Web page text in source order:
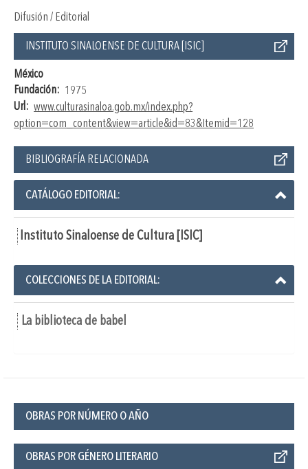
Difusión / Editorial
INSTITUTO SINALOENSE DE CULTURA [ISIC]
México
Fundación: 1975
Url: www.culturasinaloa.gob.mx/index.php?
option=com_content&view=article&id=83&Itemid=128
BIBLIOGRAFÍA RELACIONADA
CATÁLOGO EDITORIAL:
Instituto Sinaloense de Cultura [ISIC]
COLECCIONES DE LA EDITORIAL:
La biblioteca de babel
OBRAS POR NÚMERO O AÑO
OBRAS POR GÉNERO LITERARIO